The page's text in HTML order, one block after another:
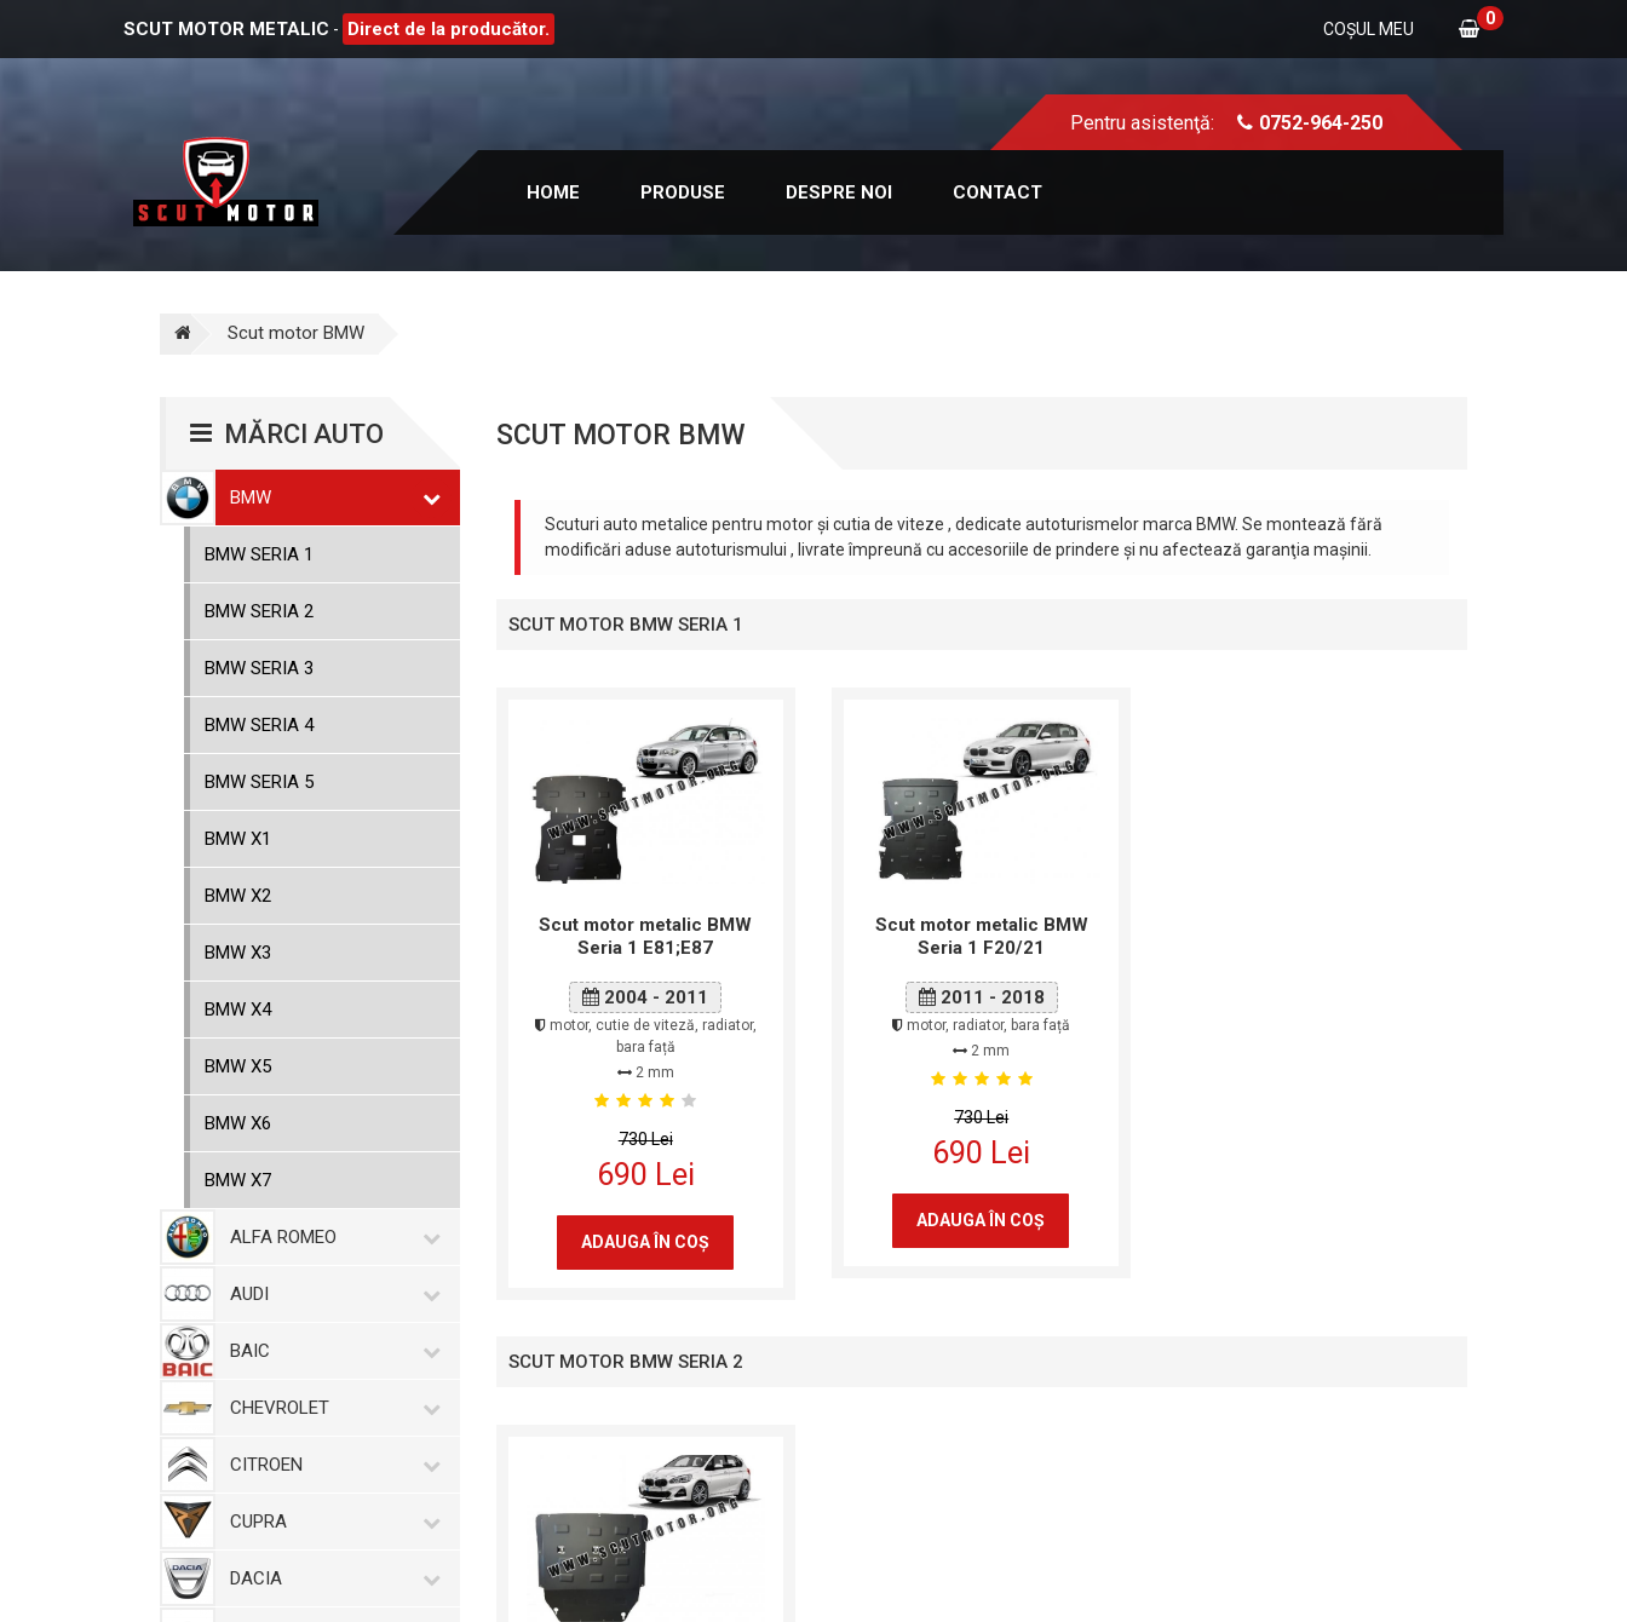
SCUT MOTOR METALIC - Direct de la producător. COŞUL MEU
0
Pentru asistenţă: 0752-964-250
HOME PRODUSE DESPRE NOI CONTACT
Scut motor BMW
MĂRCI AUTO
BMW
BMW SERIA 1
BMW SERIA 2
BMW SERIA 3
BMW SERIA 4
BMW SERIA 5
BMW X1
BMW X2
BMW X3
BMW X4
BMW X5
BMW X6
BMW X7
ALFA ROMEO
AUDI
BAIC
CHEVROLET
CITROEN
CUPRA
DACIA
SCUT MOTOR BMW
Scuturi auto metalice pentru motor şi cutia de viteze , dedicate autoturismelor marca BMW. Se montează fără
modificări aduse autoturismului , livrate împreună cu accesoriile de prindere şi nu afectează garanţia maşinii.
SCUT MOTOR BMW SERIA 1
Scut motor metalic BMW
Seria 1 E81;E87
2004 - 2011
motor, cutie de viteză, radiator,
bara față
2 mm
730 Lei
690 Lei
ADAUGA ÎN COŞ
Scut motor metalic BMW
Seria 1 F20/21
2011 - 2018
motor, radiator, bara față
2 mm
730 Lei
690 Lei
ADAUGA ÎN COŞ
SCUT MOTOR BMW SERIA 2